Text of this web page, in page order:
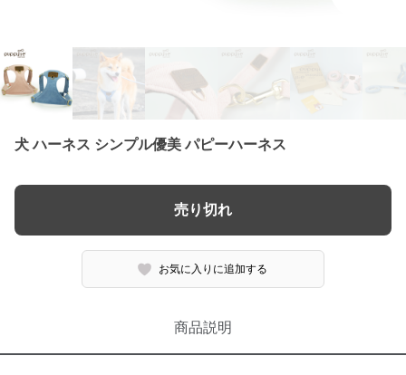
犬 ハーネス シンプル優美 パピーハーネス
売り切れ
お気に入りに追加する
商品説明